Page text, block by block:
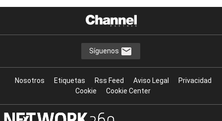
Síguenos
Nosotros Etiquetas Rss Feed Aviso Legal
Privacidad
Cookie
Cookie Center